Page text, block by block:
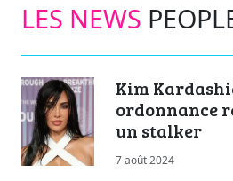
LES NEWS
Kim
ordonnance
un stalker
7 août 2024